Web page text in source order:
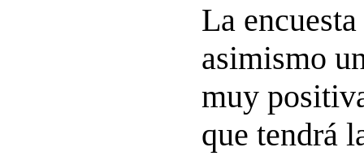
La
asimismo
muy
que tendrá